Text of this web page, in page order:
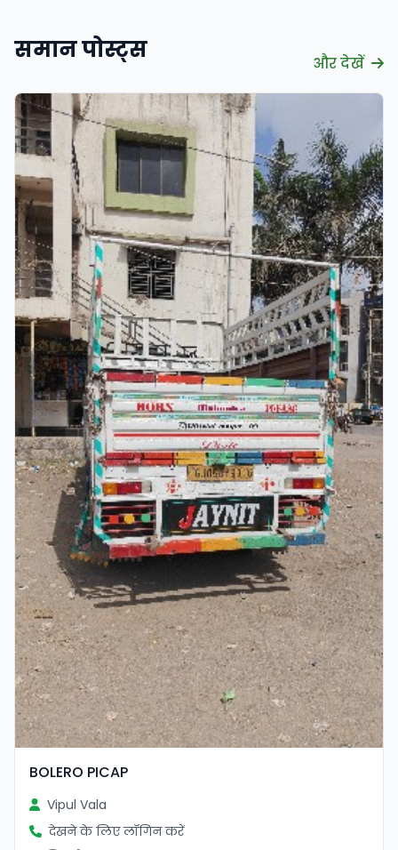
समान पोस्ट्स और देखें
BOLERO PICAP
Vipul Vala
देखने के लिए लॉगिन करें